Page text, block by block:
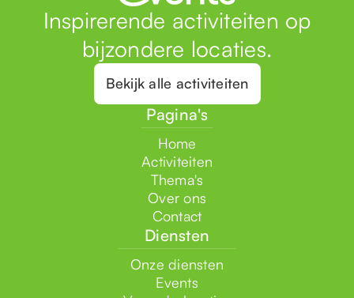
Inspirerende activiteiten op
bijzondere locaties.
Bekijk alle activiteiten
Pagina's
Home
Activiteiten
Thema's
Over ons
Contact
Diensten
Onze diensten
Events